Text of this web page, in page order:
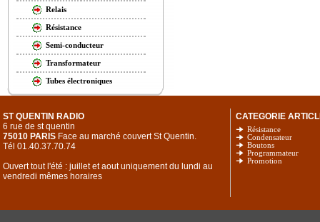
Relais
Résistance
Semi-conducteur
Transformateur
Tubes électroniques
ST QUENTIN RADIO
6 rue de st quentin
75010 PARIS Face au marché couvert St Quentin.
Tél 01.40.37.70.74
Ouvert tout l'été : juillet et aout uniquement du lundi au
vendredi mêmes horaires
CATEGORIE
Résistance
Condensateur
Boutons
Programmateur
Promotion